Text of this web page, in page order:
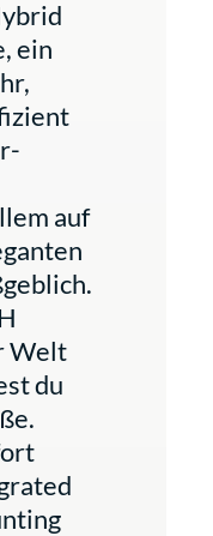
ein
auf
Welt
du